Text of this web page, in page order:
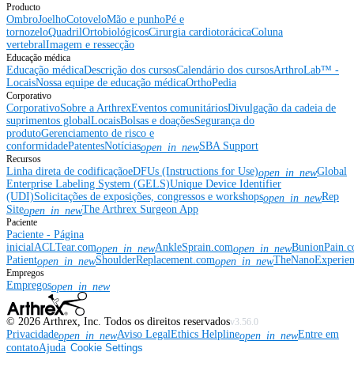
Producto
OmbroJoelhoCotoveloMão e punhoPé e
tornozeloQuadrilOrtobiológicosCirurgia cardiotorácicaColuna
vertebralImagem e ressecção
Educação médica
Educação médicaDescrição dos cursosCalendário dos cursosArthroLab™ -
LocaisNossa equipe de educação médicaOrthoPedia
Corporativo
CorporativoSobre a ArthrexEventos comunitáriosDivulgação da cadeia de
suprimentos globalLocaisBolsas e doaçõesSegurança do
produtoGerenciamento de risco e
conformidadePatentesNotíciasopen_in_newSBA Support
Recursos
Linha direta de codificaçãoeDFUs (Instructions for Use)open_in_newGlobal
Enterprise Labeling System (GELS)Unique Device Identifier
(UDI)Solicitações de exposições, congressos e workshopsopen_in_newRep
Siteopen_in_newThe Arthrex Surgeon App
Paciente
Paciente - Página
inicialACLTear.comopen_in_newAnkleSprain.comopen_in_new
Patientopen_in_newShoulderReplacement.comopen_in_new
Empregos
Empregosopen_in_new
© 2026 Arthrex, Inc. Todos os direitos reservadosv3.56.0
Privacidadeopen_in_newAviso LegalEthics Helplineopen_in_newEntre em
contatoAjuda Cookie Settings